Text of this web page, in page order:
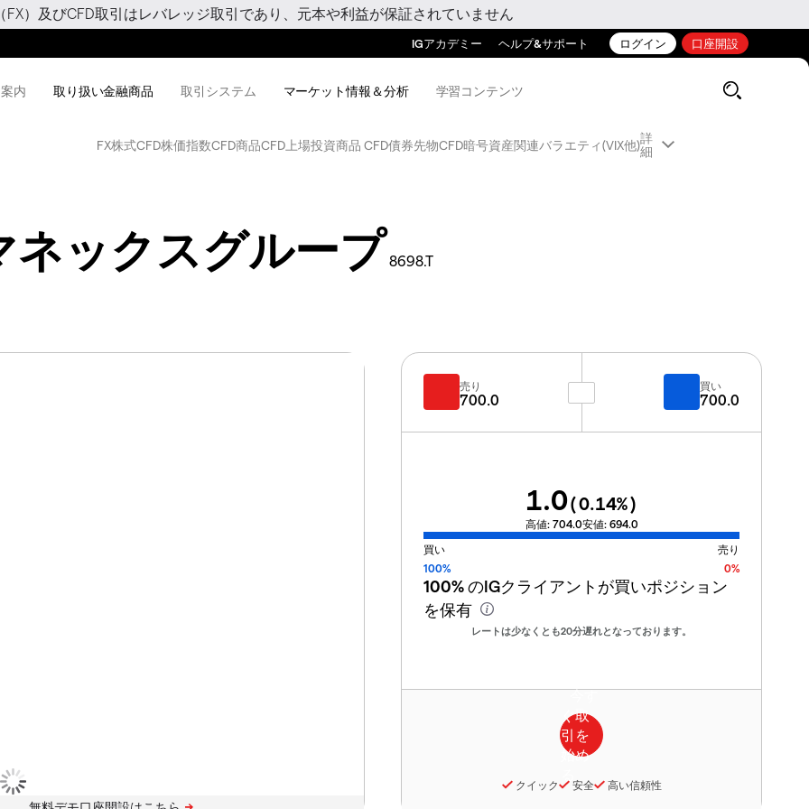
FX）及びCFD取引はレバレッジ取引であり、元本や利益が保証されていません
IGアカデミー ヘルプ&サポート ログイン 口座開設
内 取り扱い金融商品 取引システム マーケット情報＆分析 学習コンテンツ
FX株式CFD株価指数CFD商品CFD 上場投資商品 CFD債券先物CFD暗号資産関連バラエティ(VIX他)詳
細
ネックスグループ 8698.T
売り
700.0
買い
700.0
1.0(0.14%)
高値: 704.0安値: 694.0
買い
売り
100%
0%
100%のIGクライアントが買いポジション
を保有
レートは少なくとも20分遅れとなっております。
クイック 安全 高い信頼性